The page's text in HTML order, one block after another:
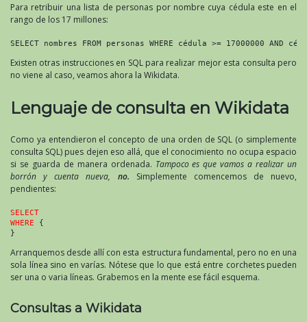
Para retribuir una lista de personas por nombre cuya cédula este en el
rango de los 17 millones:
SELECT nombres FROM personas WHERE cédula >= 17000000 AND
Existen otras instrucciones en SQL para realizar mejor esta consulta pero
no viene al caso, veamos ahora la Wikidata.
Lenguaje de consulta en Wikidata
Como ya entendieron el concepto de una orden de SQL (o simplemente
consulta SQL) pues dejen eso allá, que el conocimiento no ocupa espacio
si se guarda de manera ordenada. Tampoco es que vamos a realizar un
borrón y cuenta nueva, no. Simplemente comencemos de nuevo,
pendientes:
SELECT
WHERE {
}
Arranquemos desde allí con esta estructura fundamental, pero no en una
sola línea sino en varías. Nótese que lo que está entre corchetes pueden
ser una o varia líneas. Grabemos en la mente ese fácil esquema.
Consultas a Wikidata